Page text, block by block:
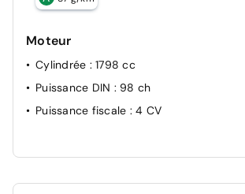
Moteur
Cylindrée : 1798 cc
Puissance DIN : 98 ch
Puissance fiscale : 4 CV